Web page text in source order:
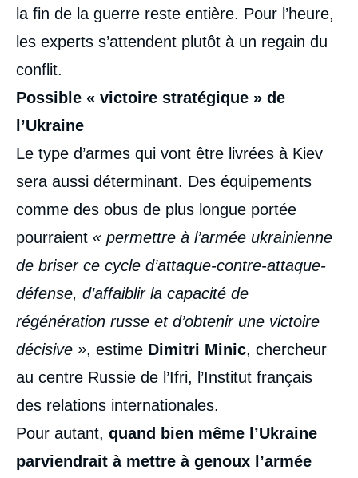
la fin de la guerre reste entière. Pour l’heure,
les experts s’attendent plutôt à un regain du
conflit.
Possible « victoire stratégique » de
l’Ukraine
Le type d’armes qui vont être livrées à Kiev
sera aussi déterminant. Des équipements
comme des obus de plus longue portée
pourraient « permettre à l’armée ukrainienne
de briser ce cycle d’attaque-contre-attaque-
défense, d’affaiblir la capacité de
régénération russe et d’obtenir une victoire
décisive », estime Dimitri Minic, chercheur
au centre Russie de l’Ifri, l’Institut français
des relations internationales.
Pour autant, quand bien même l’Ukraine
parviendrait à mettre à genoux l’armée